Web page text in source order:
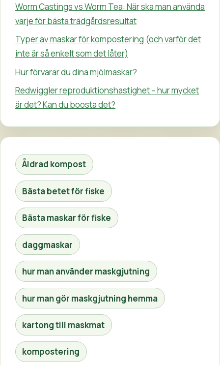
Worm Castings vs Worm Tea: När ska man använda
varje för bästa trädgårdsresultat
Typer av maskar för kompostering (och varför det
inte är så enkelt som det låter)
Hur förvarar du dina mjölmaskar?
Redwiggler reproduktionshastighet – hur mycket
är det? Kan du boosta det?
Åldrad kompost
Bästa betet för fiske
Bästa maskar för fiske
daggmaskar
hur man använder maskgjutning
hur man gör maskgjutning hemma
kartong till maskmat
kompostering